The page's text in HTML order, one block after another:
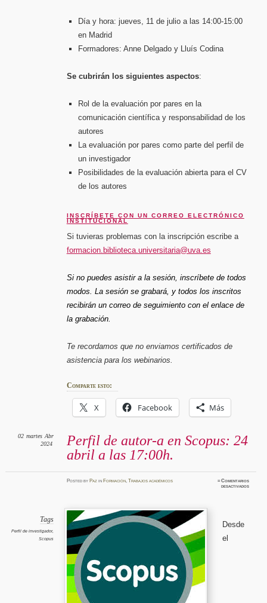
Día y hora: jueves, 11 de julio a las 14:00-15:00
en Madrid
Formadores: Anne Delgado y Lluís Codina
Se cubrirán los siguientes aspectos:
Rol de la evaluación por pares en la
comunicación científica y responsabilidad de los
autores
La evaluación por pares como parte del perfil de
un investigador
Posibilidades de la evaluación abierta para el CV
de los autores
INSCRÍBETE CON UN CORREO ELECTRÓNICO
INSTITUCIONAL
Si tuvieras problemas con la inscripción escribe a
formacion.biblioteca.universitaria@uva.es
Si no puedes asistir a la sesión, inscríbete de todos
modos. La sesión se grabará, y todos los inscritos
recibirán un correo de seguimiento con el enlace de
la grabación.
Te recordamos que no enviamos certificados de
asistencia para los webinarios.
Comparte esto:
X Facebook Más
Perfil de autor-a en Scopus: 24
abril a las 17:00h.
02 martes Abr
2024
Postedby Paz in Formación,Trabajos académicos ≈Comentarios
desactivadosen
Tags
Perfil de investigador,
Scopus
Desde
el